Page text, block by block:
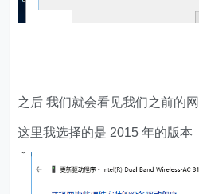
之后 我们就会看见我们之前的
这里我选择的是 2015 年的版本